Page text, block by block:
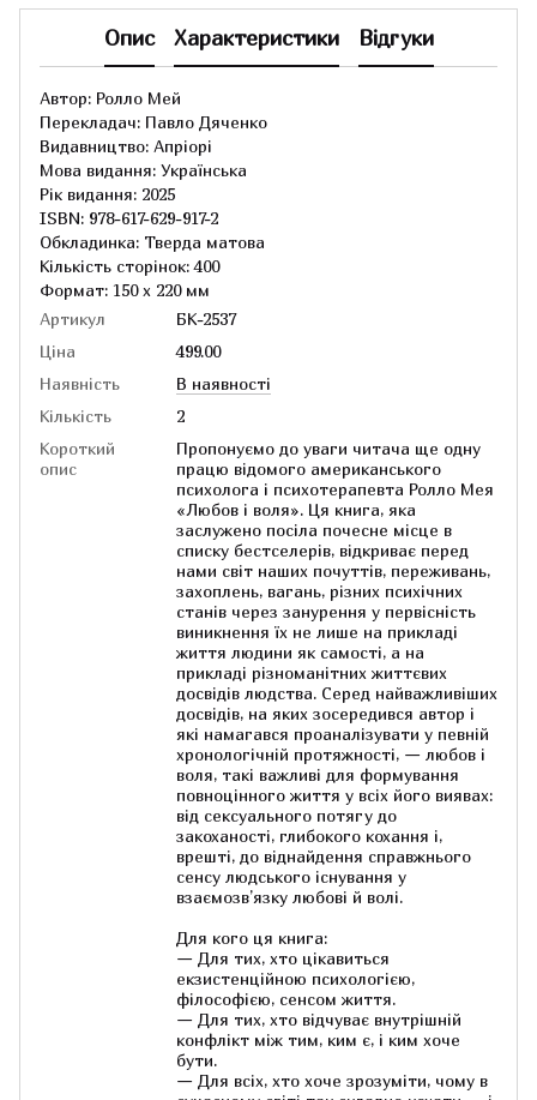
Опис Характеристики Відгуки
Автор: Ролло Мей
Перекладач: Павло Дяченко
Видавництво: Апріорі
Мова видання: Українська
Рік видання: 2025
ISBN: 978-617-629-917-2
Обкладинка: Тверда матова
Кількість сторінок: 400
Формат: 150 х 220 мм
Артикул
БК-2537
Ціна
499.00
Наявність
В наявності
Кількість
2
Короткий
опис
Пропонуємо до уваги читача ще одну
працю відомого американського
психолога і психотерапевта Ролло Мея
«Любов і воля». Ця книга, яка
заслужено посіла почесне місце в
списку бестселерів, відкриває перед
нами світ наших почуттів, переживань,
захоплень, вагань, різних психічних
станів через занурення у первісність
виникнення їх не лише на прикладі
життя людини як самості, а на
прикладі різноманітних життєвих
досвідів людства. Серед найважливіших
досвідів, на яких зосередився автор і
які намагався проаналізувати у певній
хронологічній протяжності, — любов і
воля, такі важливі для формування
повноцінного життя у всіх його виявах:
від сексуального потягу до
закоханості, глибокого кохання і,
врешті, до віднайдення справжнього
сенсу людського існування у
взаємозв’язку любові й волі.
Для кого ця книга:
— Для тих, хто цікавиться
екзистенційною психологією,
філософією, сенсом життя.
— Для тих, хто відчуває внутрішній
конфлікт між тим, ким є, і ким хоче
бути.
— Для всіх, хто хоче зрозуміти, чому в